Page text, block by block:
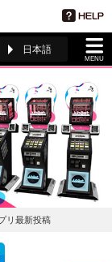
MENU
日本語
リ最新投稿